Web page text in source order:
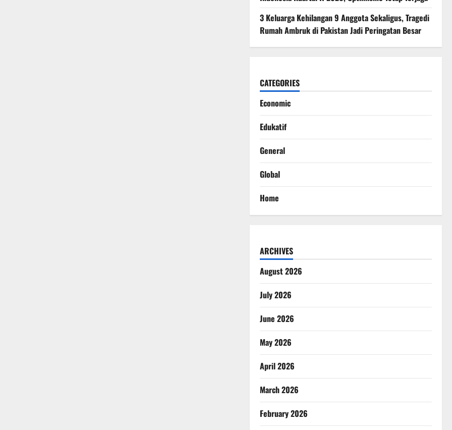
3 Keluarga Kehilangan 9 Anggota Sekaligus, Tragedi
Rumah Ambruk di Pakistan Jadi Peringatan Besar
CATEGORIES
Economic
Edukatif
General
Global
Home
ARCHIVES
August 2026
July 2026
June 2026
May 2026
April 2026
March 2026
February 2026